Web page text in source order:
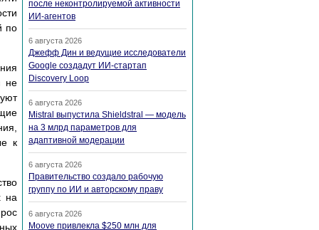
по
не
к
на
после неконтролируемой активности
ИИ-агентов
6 августа 2026
Джефф Дин и ведущие исследователи
Google создадут ИИ-стартап
Discovery Loop
6 августа 2026
Mistral выпустила Shieldstral — модель
на 3 млрд параметров для
адаптивной модерации
6 августа 2026
Правительство создало рабочую
группу по ИИ и авторскому праву
6 августа 2026
Moove привлекла $250 млн для